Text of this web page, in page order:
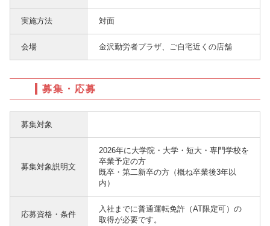
実施方法 対面
会場 金沢勤労者プラザ、ご自宅近くの店舗
募集・応募
募集対象
募集対象説明文
2026年に大学院・大学・短大・専門学校を
卒業予定の方
既卒・第二新卒の方（概ね卒業後3年以
内）
応募資格・条件
入社までに普通運転免許（AT限定可）の
取得が必要です。